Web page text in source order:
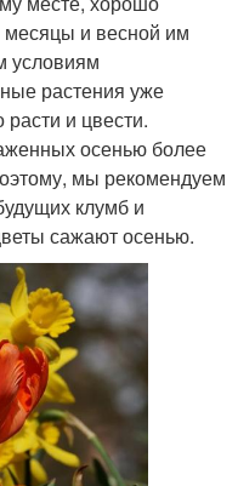
месяцы и весной им
условиям
растения уже
и цвести.
осенью более
мы рекомендуем
клумб и
сажают осенью.